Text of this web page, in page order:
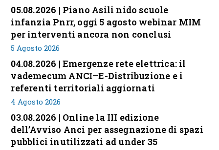
05.08.2026 | Piano Asili nido scuole
infanzia Pnrr, oggi 5 agosto webinar MIM
per interventi ancora non conclusi
5 Agosto 2026
04.08.2026 | Emergenze rete elettrica: il
vademecum ANCI–E-Distribuzione e i
referenti territoriali aggiornati
4 Agosto 2026
03.08.2026 | Online la III edizione
dell’Avviso Anci per assegnazione di spazi
pubblici inutilizzati ad under 35